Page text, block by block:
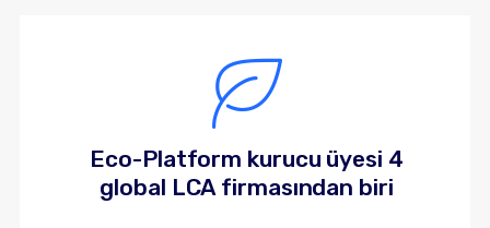
Eco-Platform kurucu üyesi 4
global LCA firmasından biri